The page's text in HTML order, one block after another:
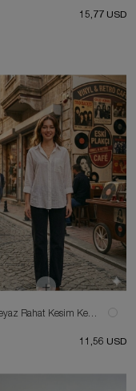
15,77 USD
Kadın Beyaz Rahat Kesim Keten Gömlek
11,56 USD